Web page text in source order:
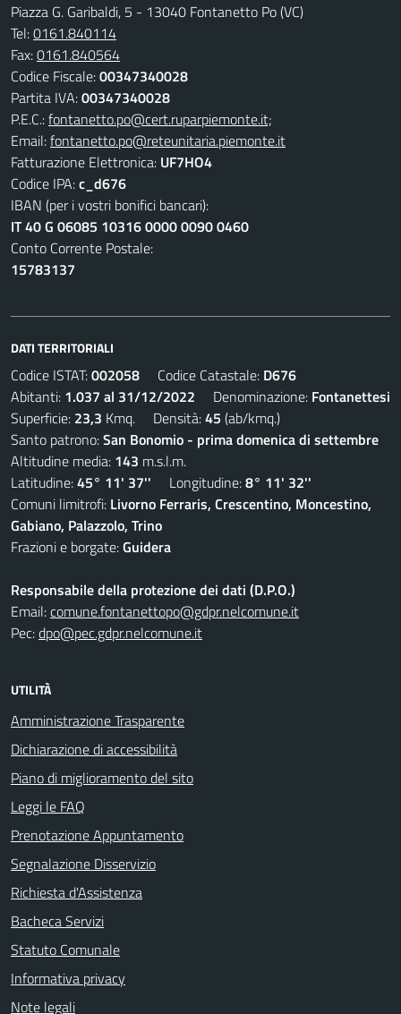
Piazza G. Garibaldi, 5 - 13040 Fontanetto Po (VC)
Tel:0161.840114
Fax:0161.840564
Codice Fiscale:00347340028
Partita IVA:00347340028
P.E.C.:fontanetto.po@cert.ruparpiemonte.it;
Email:fontanetto.po@reteunitaria.piemonte.it
Fatturazione Elettronica: UF7HO4
Codice IPA:c_d676
IBAN (per i vostri bonifici bancari):
IT 40 G 06085 10316 0000 0090 0460
Conto Corrente Postale:
15783137
DATI TERRITORIALI
Codice ISTAT:002058 Codice Catastale: D676
Abitanti: 1.037 al 31/12/2022 Denominazione: Fontanettesi
Superficie: 23,3 Kmq. Densità:45 (ab/kmq.)
Santo patrono:San Bonomio - prima domenica di settembre
Altitudine media: 143 m.s.l.m.
Latitudine:45° 11' 37'' Longitudine:8° 11' 32''
Comuni limitrofi: Livorno Ferraris, Crescentino, Moncestino,
Gabiano, Palazzolo, Trino
Frazioni e borgate:Guidera
Responsabile della protezione dei dati (D.P.O.)
Email:comune.fontanettopo@gdpr.nelcomune.it
Pec:dpo@pec.gdpr.nelcomune.it
UTILITÀ
Amministrazione Trasparente
Dichiarazione di accessibilità
Piano di miglioramento del sito
Leggi le FAQ
Prenotazione Appuntamento
Segnalazione Disservizio
Richiesta d'Assistenza
Bacheca Servizi
Statuto Comunale
Informativa privacy
Note legali